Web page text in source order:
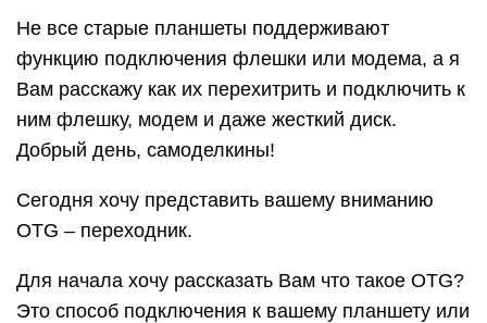
Не все старые планшеты поддерживают
функцию подключения флешки или модема, а я
Вам расскажу как их перехитрить и подключить к
ним флешку, модем и даже жесткий диск.
Добрый день, самоделкины!
Сегодня хочу представить вашему вниманию
OTG – переходник.
Для начала хочу рассказать Вам что такое OTG?
Это способ подключения к вашему планшету или